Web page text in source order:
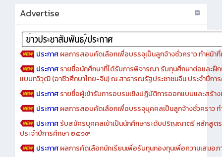
Advertise
ประกาศผลการสอบคัดเลือกเพื่อบรรจุเป็นลูกจ้างชั่วคราว ทำหน้าที่
ประกาศรายชื่อนักศึกษาที่ได้รับการพิจารณา รับทุนศึกษาต่อและฝึ
แบบทวิวุฒิ (อาชีวศึกษาไทย-จีน) ณ สาธารณรัฐประชาชนจีน ประจำปีก
ประกาศรายชื่อผู้เข้ารับการอบรมเชิงปฏิบัติการออกแบบและสร้า
ประกาศผลการสอบคัดเลือกเพื่อบรรจุบุคคลเป็นลูกจ้างชั่วคราว ท
ประกาศรับสมัครบุคคลเข้าเป็นนักศึกษาระดับปริญญาตรี หลักสูต
ประจำปีการศึกษา ๒๕๖๙
ประกาศผลการคัดเลือกนักเรียนเพื่อรับทุนกองทุนเพื่อความเสมอ